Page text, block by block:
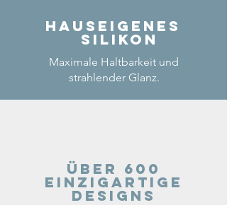
Hauseigenes
Silikon
Maximale Haltbarkeit und
strahlender Glanz.
Über 600
einzigartige
Designs